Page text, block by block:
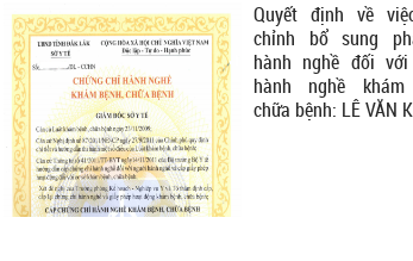
Quyết định về
chỉnh bổ sung
hành nghề đối với
hành nghề khám
chữa bệnh: LÊ VĂN